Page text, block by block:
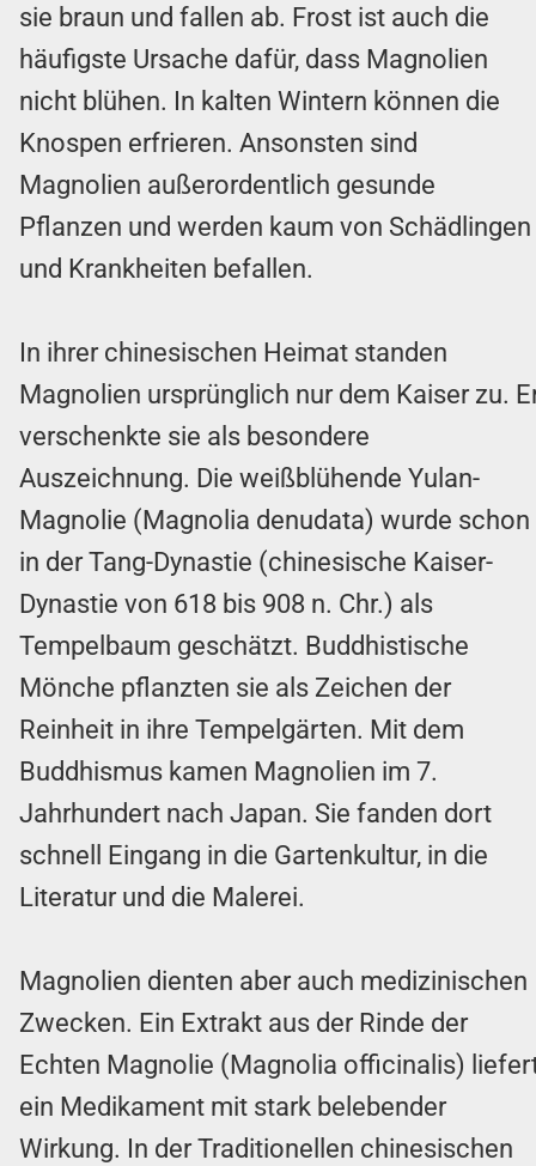
sie braun und fallen ab. Frost ist auch die
häufigste Ursache dafür, dass Magnolien
nicht blühen. In kalten Wintern können die
Knospen erfrieren. Ansonsten sind
Magnolien außerordentlich gesunde
Pflanzen und werden kaum von Schädlingen
und Krankheiten befallen.
In ihrer chinesischen Heimat standen
Magnolien ursprünglich nur dem Kaiser zu.
verschenkte sie als besondere
Auszeichnung. Die weißblühende Yulan-
Magnolie (Magnolia denudata) wurde schon
in der Tang-Dynastie (chinesische Kaiser-
Dynastie von 618 bis 908 n. Chr.) als
Tempelbaum geschätzt. Buddhistische
Mönche pflanzten sie als Zeichen der
Reinheit in ihre Tempelgärten. Mit dem
Buddhismus kamen Magnolien im 7.
Jahrhundert nach Japan. Sie fanden dort
schnell Eingang in die Gartenkultur, in die
Literatur und die Malerei.
Magnolien dienten aber auch medizinischen
Zwecken. Ein Extrakt aus der Rinde der
Echten Magnolie (Magnolia officinalis)
ein Medikament mit stark belebender
Wirkung. In der Traditionellen chinesischen